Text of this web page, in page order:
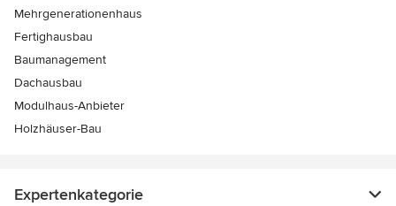
Mehrgenerationenhaus
Fertighausbau
Baumanagement
Dachausbau
Modulhaus-Anbieter
Holzhäuser-Bau
Expertenkategorie